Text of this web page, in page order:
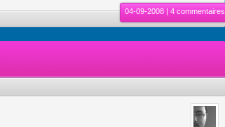
04-09-2008 | 4 commentaires